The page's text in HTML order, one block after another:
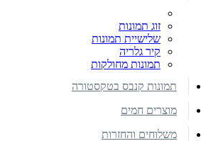
זוג תמונות
שלישיית תמונות
קיר גלריה
תמונות מחולקות
תמונות קנבס בטקסטורה
מוצרים חמים
משלוחים והחזרות